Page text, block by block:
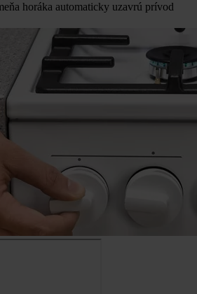
horáka automaticky uzavrú prívod